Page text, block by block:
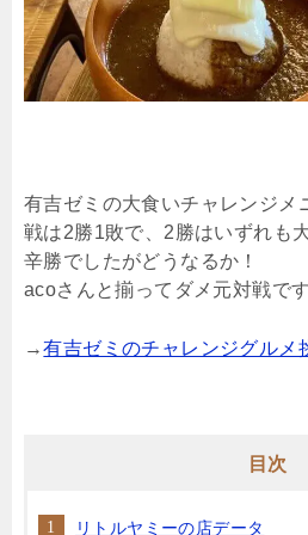
有吉ゼミの大食いチャレンジメ
戦は2勝1敗で、2勝はいずれも
辛勝でしたがどうなるか！
acoさんと揃ってダメ元対戦です
→有吉ゼミのチャレンジグルメ
目次
リトルヤミーの店データ